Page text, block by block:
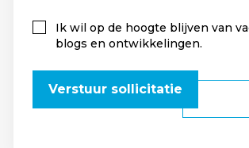
Ik wil op de hoogte blijven van
blogs en ontwikkelingen.
Verstuur sollicitatie